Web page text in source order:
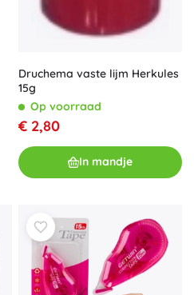
Druchema vaste lijm Herkules
15g
Op voorraad
€ 2,80
In mandje